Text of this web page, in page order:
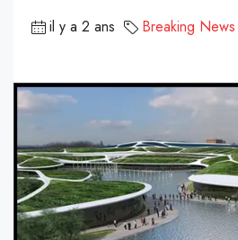
il y a 2 ans Breaking News